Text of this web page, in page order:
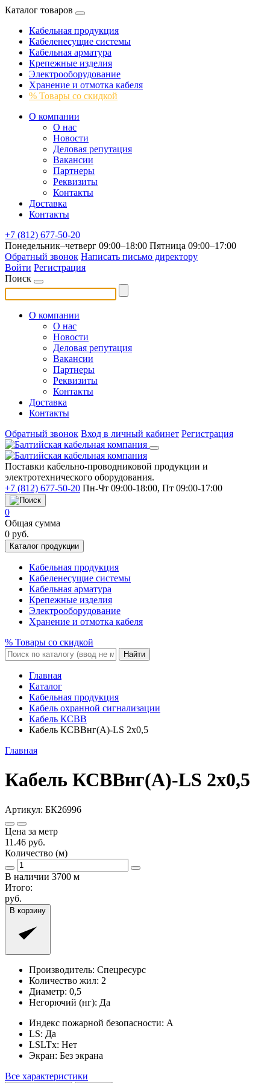
Каталог товаров
Кабельная продукция
Кабеленесущие системы
Кабельная арматура
Крепежные изделия
Электрооборудование
Хранение и отмотка кабеля
% Товары со скидкой
О компании
О нас
Новости
Деловая репутация
Вакансии
Партнеры
Реквизиты
Контакты
Доставка
Контакты
+7 (812) 677-50-20
Понедельник–четверг 09:00–18:00 Пятница 09:00–17:00
Обратный звонок Написать письмо директору
Войти Регистрация
Поиск
О компании
О нас
Новости
Деловая репутация
Вакансии
Партнеры
Реквизиты
Контакты
Доставка
Контакты
Обратный звонок Вход в личный кабинет Регистрация
Поставки кабельно-проводниковой продукции и
электротехнического оборудования.
+7 (812) 677-50-20 Пн-Чт 09:00-18:00, Пт 09:00-17:00
0
Общая сумма
0 руб.
Каталог продукции
Кабельная продукция
Кабеленесущие системы
Кабельная арматура
Крепежные изделия
Электрооборудование
Хранение и отмотка кабеля
% Товары со скидкой
Найти
Главная
Каталог
Кабельная продукция
Кабель охранной сигнализации
Кабель КСВВ
Кабель КСВВнг(A)-LS 2x0,5
Главная
Кабель КСВВнг(A)-LS 2x0,5
Артикул: БК26996
Цена за метр
11.46 руб.
Количество (м)
В наличии 3700 м
Итого:
руб.
В корзину
Производитель: Спецресурс
Количество жил: 2
Диаметр: 0,5
Негорючий (нг): Да
Индекс пожарной безопасности: A
LS: Да
LSLTx: Нет
Экран: Без экрана
Все характеристики